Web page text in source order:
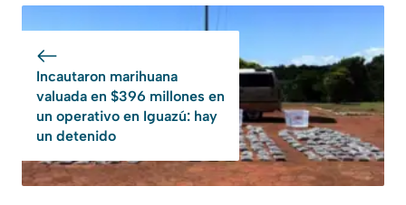
Incautaron marihuana
valuada en $396 millones en
un operativo en Iguazú: hay
un detenido